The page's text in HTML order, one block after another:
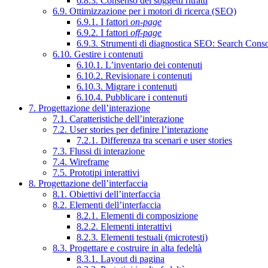
6.9. Ottimizzazione per i motori di ricerca (SEO)
6.9.1. I fattori on-page
6.9.2. I fattori off-page
6.9.3. Strumenti di diagnostica SEO: Search
6.10. Gestire i contenuti
6.10.1. L’inventario dei contenuti
6.10.2. Revisionare i contenuti
6.10.3. Migrare i contenuti
6.10.4. Pubblicare i contenuti
7. Progettazione dell’interazione
7.1. Caratteristiche dell’interazione
7.2. User stories per definire l’interazione
7.2.1. Differenza tra scenari e user stories
7.3. Flussi di interazione
7.4. Wireframe
7.5. Prototipi interattivi
8. Progettazione dell’interfaccia
8.1. Obiettivi dell’interfaccia
8.2. Elementi dell’interfaccia
8.2.1. Elementi di composizione
8.2.2. Elementi interattivi
8.2.3. Elementi testuali (microtesti)
8.3. Progettare e costruire in alta fedeltà
8.3.1. Layout di pagina